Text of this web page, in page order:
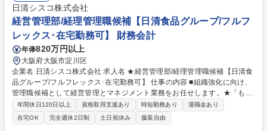
日清シスコ株式会社
経営管理部/経理管理職候補【日清食品グループ/フルフ
レックス･在宅勤務可】 財務会計
年俸820万円以上
大阪府大阪市淀川区
企業名 日清シスコ株式会社 求人名 ★経営管理部/経理管理職候補【日清食
品グループ/フルフレックス･在宅勤務可】 仕事の内容 ■組織強化に向け、
管理職候補として経営管理とマネジメント業務をお任せします。★「もっ
と次 の100年へ」を掲げる同社の発展に向けた課長職(管理職)候補の募集/
リモートワーク可/フルフレックスタイム制あり★ ご本人様のご経験に基
づいて業務をお任せする予定。 【主な業務】◎日常経理業務、◎決算関連
年間休日120日以上 資格取得支援あり 時短勤務あり
退職金あり
在宅OK
完全週休2日制 土日祝休み 服装自由